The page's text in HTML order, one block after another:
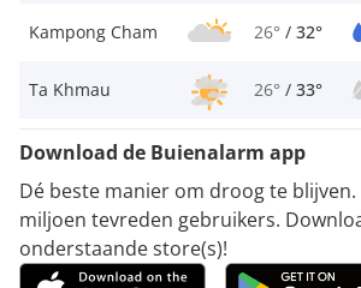
Kampong Cham 26° / 32°
Ta Khmau 26° / 33°
Download de Buienalarm app
Dé beste manier om droog te blijven.
miljoen tevreden gebruikers.
onderstaande store(s)!